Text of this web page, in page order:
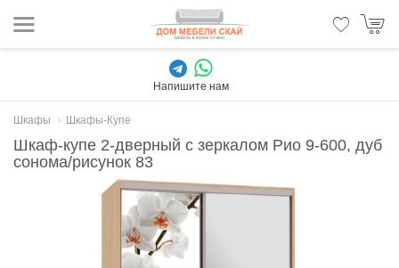
Напишите нам
Шкафы Шкафы-Купе
Шкаф-купе 2-дверный с зеркалом Рио 9-600, дуб
сонома/рисунок 83